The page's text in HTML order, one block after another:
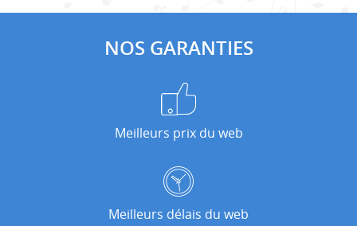
NOS GARANTIES
Meilleurs prix du web
Meilleurs délais du web